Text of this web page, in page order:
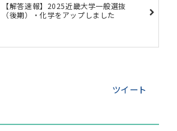
【解答速報】2025近畿大学一般選抜
（後期）・化学をアップしました
ツイート